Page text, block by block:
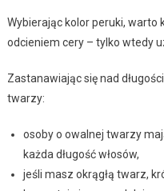
Wybierając kolor peruki, warto
odcieniem cery – tylko wtedy
Zastanawiając się nad
twarzy:
osoby o owalnej twarzy
każda długość włosów,
jeśli masz okrągłą twarz,